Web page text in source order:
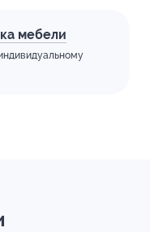
мебели